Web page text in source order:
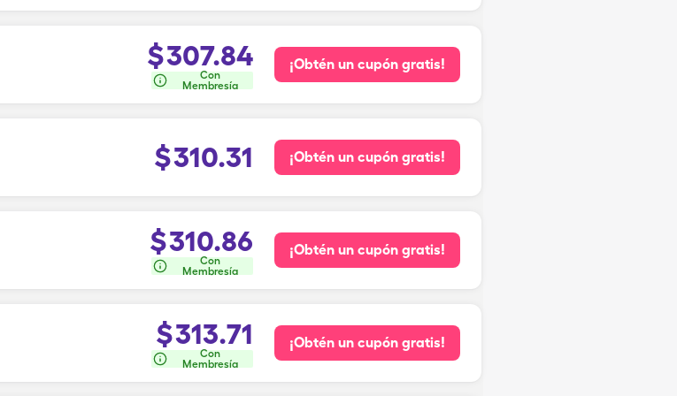
$307.84
Con
Membresía
¡Obtén un cupón gratis!
$310.31 ¡Obtén un cupón gratis!
$310.86
Con
Membresía
¡Obtén un cupón gratis!
$313.71
Con
Membresía
¡Obtén un cupón gratis!